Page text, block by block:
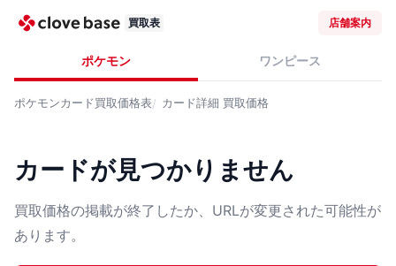
買取表 店舗案内
ポケモン ワンピース
ポケモンカード買取価格表 カード詳細 買取価格
カードが見つかりません
買取価格の掲載が終了したか、URLが変更された可能性が
あります。